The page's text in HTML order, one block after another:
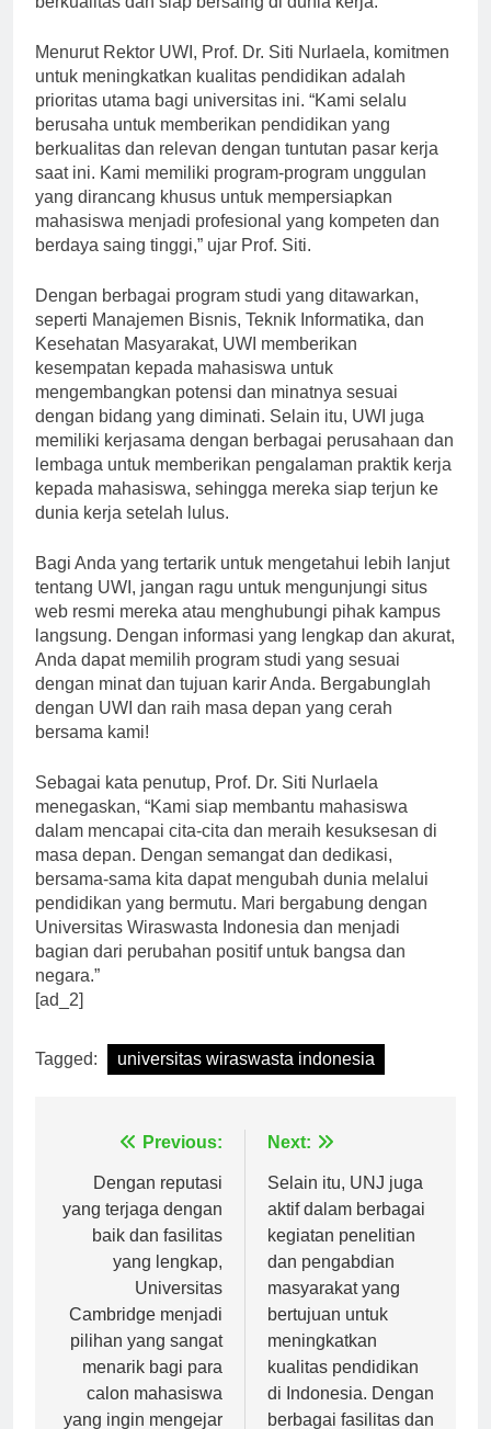
Menurut Rektor UWI, Prof. Dr. Siti Nurlaela, komitmen
untuk meningkatkan kualitas pendidikan adalah
prioritas utama bagi universitas ini. “Kami selalu
berusaha untuk memberikan pendidikan yang
berkualitas dan relevan dengan tuntutan pasar kerja
saat ini. Kami memiliki program-program unggulan
yang dirancang khusus untuk mempersiapkan
mahasiswa menjadi profesional yang kompeten dan
Dengan berbagai program studi yang ditawarkan,
seperti Manajemen Bisnis, Teknik Informatika, dan
Kesehatan Masyarakat, UWI memberikan
kesempatan kepada mahasiswa untuk
mengembangkan potensi dan minatnya sesuai
dengan bidang yang diminati. Selain itu, UWI juga
memiliki kerjasama dengan berbagai perusahaan dan
lembaga untuk memberikan pengalaman praktik kerja
kepada mahasiswa, sehingga mereka siap terjun ke
Bagi Anda yang tertarik untuk mengetahui lebih lanjut
tentang UWI, jangan ragu untuk mengunjungi situs
web resmi mereka atau menghubungi pihak kampus
langsung. Dengan informasi yang lengkap dan akurat,
Anda dapat memilih program studi yang sesuai
dengan minat dan tujuan karir Anda. Bergabunglah
dengan UWI dan raih masa depan yang cerah
Sebagai kata penutup, Prof. Dr. Siti Nurlaela
menegaskan, “Kami siap membantu mahasiswa
dalam mencapai cita-cita dan meraih kesuksesan di
masa depan. Dengan semangat dan dedikasi,
bersama-sama kita dapat mengubah dunia melalui
pendidikan yang bermutu. Mari bergabung dengan
Universitas Wiraswasta Indonesia dan menjadi
bagian dari perubahan positif untuk bangsa dan
negara.”
universitas wiraswasta indonesia
posDengan reputasi
yang terjaga dengan
baik dan fasilitas
yang lengkap,
Universitas
Cambridge menjadi
pilihan yang sangat
menarik bagi para
calon mahasiswa
Selain itu, UNJ juga
aktif dalam berbagai
kegiatan penelitian
dan pengabdian
masyarakat yang
bertujuan untuk
meningkatkan
kualitas pendidikan
di Indonesia. Dengan